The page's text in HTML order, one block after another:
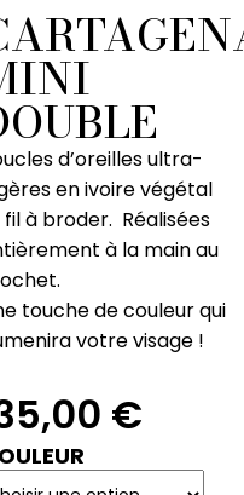
d’oreilles ultra-
en ivoire végétal
à broder. Réalisées
à la main au
touche de couleur qui
votre visage !
€